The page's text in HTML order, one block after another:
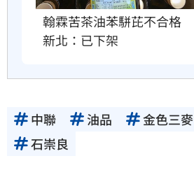
翰霖苦茶油苯駢芘不合格
新北：已下架
中聯 油品 金色三麥
石崇良